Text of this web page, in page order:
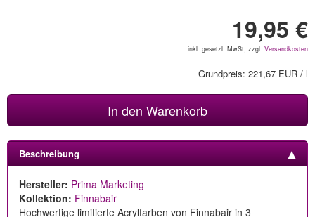
19,95 €
inkl. gesetzl. MwSt, zzgl. Versandkosten
Grundpreis: 221,67 EUR / l
In den Warenkorb
Beschreibung
Hersteller: Prima Marketing
Kollektion: Finnabair
Hochwertige limitierte Acrylfarben von Finnabair in 3